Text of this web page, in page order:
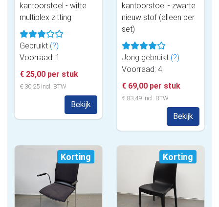
kantoorstoel - witte
multiplex zitting
Gebruikt (?)
Voorraad: 1
€ 25,00 per stuk
€ 30,25 incl. BTW
Bekijk
kantoorstoel - zwarte
nieuw stof (alleen per
set)
Jong gebruikt (?)
Voorraad: 4
€ 69,00 per stuk
€ 83,49 incl. BTW
Bekijk
Korting Korting